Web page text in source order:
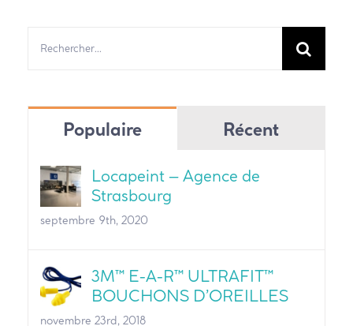
Populaire Récent
Locapeint – Agence de
Strasbourg
septembre 9th, 2020
3M™ E-A-R™ ULTRAFIT™
BOUCHONS D’OREILLES
novembre 23rd, 2018